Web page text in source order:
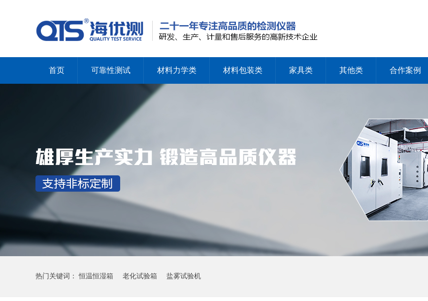
首页 可靠性测试 材料力学类 材料包装类 家具类 其他类 合作案例
热门关键词：恒温恒湿箱 老化试验箱 盐雾试验机